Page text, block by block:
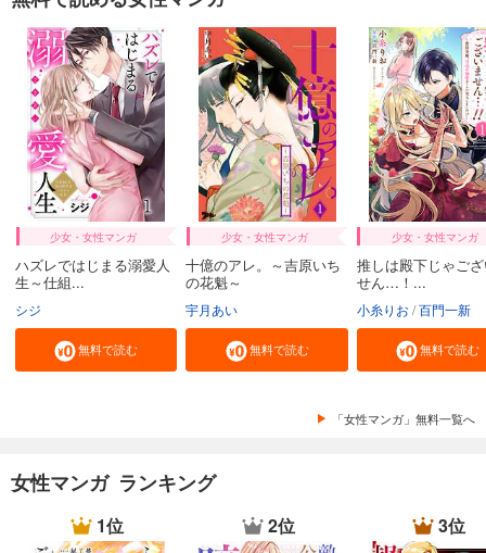
少女・女性マンガ
ハズレではじまる溺愛人
生～仕組...
シジ
無料で読む
少女・女性マンガ
十億のアレ。～吉原いち
の花魁～
宇月あい
無料で読む
少女・女性マンガ
推しは殿下じゃご
せん…！...
小糸りお 百門一新
無料で読む
「女性マンガ」無料一覧へ
女性マンガ ランキング
1位 2位 3位